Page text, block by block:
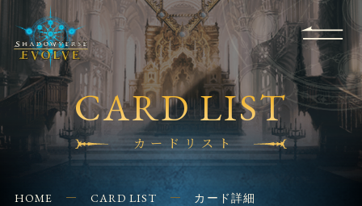
Q&A
EVENT SHOPS
FOR
BEGINNERS
APPLICATION
CONTACT
CARD LIST
カードリスト
HOME CARD LIST カード詳細